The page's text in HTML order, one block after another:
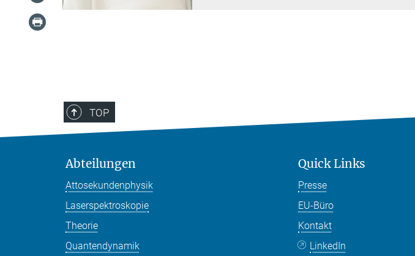
TOP
Abteilungen
Attosekundenphysik
Laserspektroskopie
Theorie
Quantendynamik
Quick Links
Presse
EU-Büro
Kontakt
LinkedIn